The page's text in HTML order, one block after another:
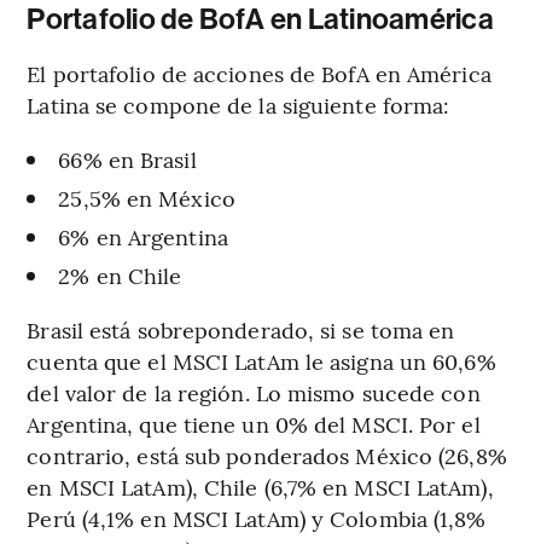
Portafolio de BofA en Latinoamérica
El portafolio de acciones de BofA en América
Latina se compone de la siguiente forma:
66% en Brasil
25,5% en México
6% en Argentina
2% en Chile
Brasil está sobreponderado, si se toma en
cuenta que el MSCI LatAm le asigna un 60,6%
del valor de la región. Lo mismo sucede con
Argentina, que tiene un 0% del MSCI. Por el
contrario, está sub ponderados México (26,8%
en MSCI LatAm), Chile (6,7% en MSCI LatAm),
Perú (4,1% en MSCI LatAm) y Colombia (1,8%